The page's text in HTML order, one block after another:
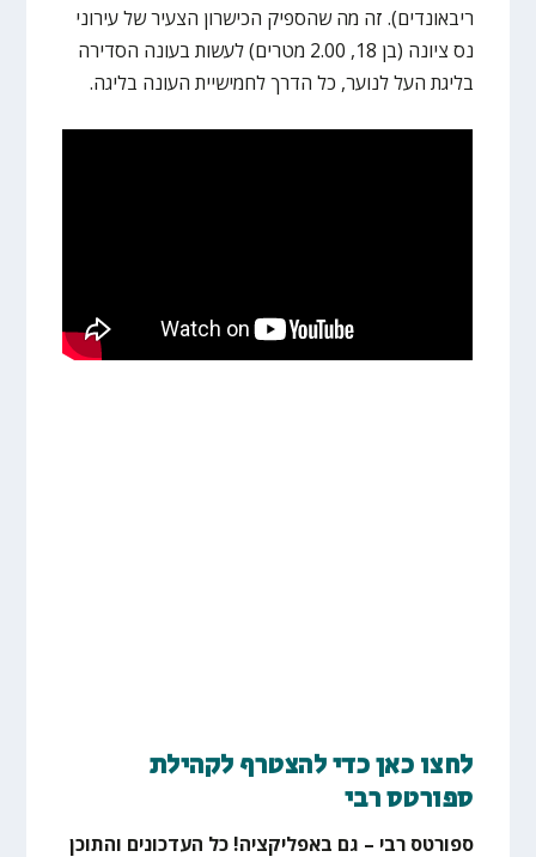
ריבאונדים). זה מה שהספיק הכישרון הצעיר של עירוני
נס ציונה (בן 18, 2.00 מטרים) לעשות בעונה הסדירה
בליגת העל לנוער, כל הדרך לחמישיית העונה בליגה.
לחצו כאן כדי להצטרף לקהילת
ספורטס רבי
ספורטס רבי – גם באפליקציה! כל העדכונים והתוכן